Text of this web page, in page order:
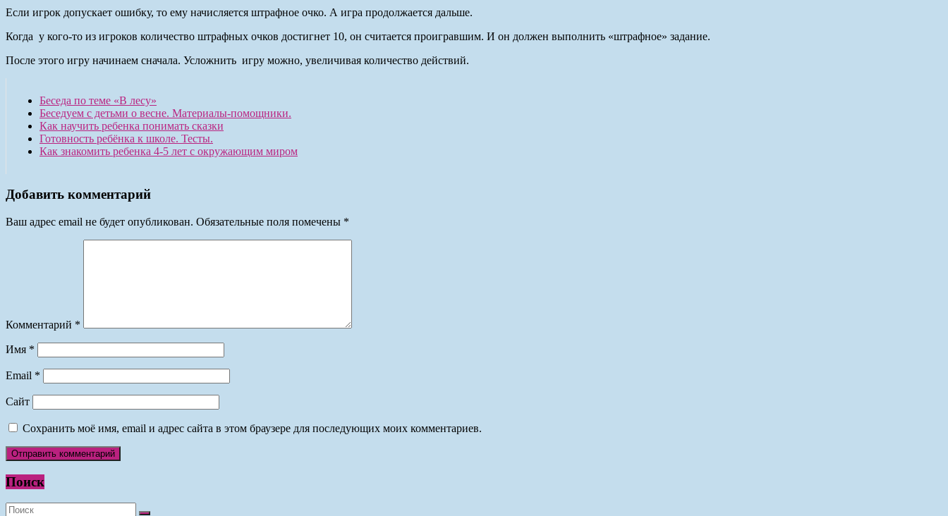
Если игрок допускает ошибку, то ему начисляется штрафное очко. А игра продолжается дальше.
Когда у кого-то из игроков количество штрафных очков достигнет 10, он считается проигравшим. И он должен выполнить «штрафное» задание.
После этого игру начинаем сначала. Усложнить игру можно, увеличивая количество действий.
Беседа по теме «В лесу»
Беседуем с детьми о весне. Материалы-помощники.
Как научить ребенка понимать сказки
Готовность ребёнка к школе. Тесты.
Как знакомить ребенка 4-5 лет с окружающим миром
Добавить комментарий
Ваш адрес email не будет опубликован. Обязательные поля помечены *
Комментарий *
Имя *
Email *
Сайт
Сохранить моё имя, email и адрес сайта в этом браузере для последующих моих комментариев.
Поиск